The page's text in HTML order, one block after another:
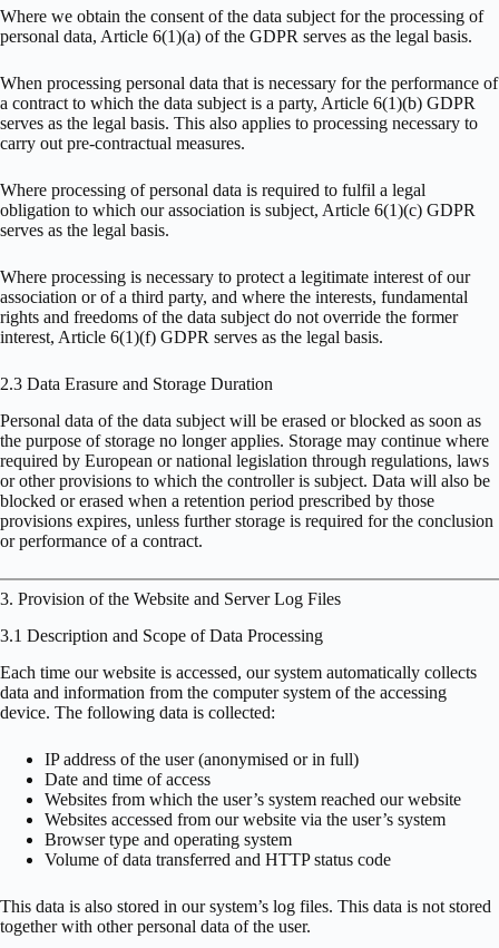
Where we obtain the consent of the data subject for the processing of
personal data, Article 6(1)(a) of the GDPR serves as the legal basis.
When processing personal data that is necessary for the performance of
a contract to which the data subject is a party, Article 6(1)(b) GDPR
serves as the legal basis. This also applies to processing necessary to
carry out pre-contractual measures.
Where processing of personal data is required to fulfil a legal
obligation to which our association is subject, Article 6(1)(c) GDPR
serves as the legal basis.
Where processing is necessary to protect a legitimate interest of our
association or of a third party, and where the interests, fundamental
rights and freedoms of the data subject do not override the former
interest, Article 6(1)(f) GDPR serves as the legal basis.
2.3 Data Erasure and Storage Duration
Personal data of the data subject will be erased or blocked as soon as
the purpose of storage no longer applies. Storage may continue where
required by European or national legislation through regulations, laws
or other provisions to which the controller is subject. Data will also be
blocked or erased when a retention period prescribed by those
provisions expires, unless further storage is required for the conclusion
or performance of a contract.
3. Provision of the Website and Server Log Files
3.1 Description and Scope of Data Processing
Each time our website is accessed, our system automatically collects
data and information from the computer system of the accessing
device. The following data is collected:
IP address of the user (anonymised or in full)
Date and time of access
Websites from which the user’s system reached our website
Websites accessed from our website via the user’s system
Browser type and operating system
Volume of data transferred and HTTP status code
This data is also stored in our system’s log files. This data is not stored
together with other personal data of the user.